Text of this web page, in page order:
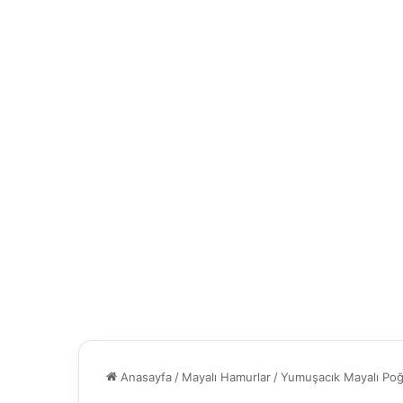
Anasayfa / Mayalı Hamurlar /Yumuşacık Mayalı